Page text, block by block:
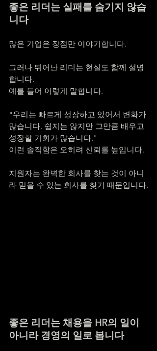
좋은 리더는 실패를 숨기지 않습
니다
많은 기업은 장점만 이야기합니다.
그러나 뛰어난 리더는 현실도 함께 설명
합니다.
예를 들어 이렇게 말합니다.
"우리는 빠르게 성장하고 있어서 변화가
많습니다. 쉽지는 않지만 그만큼 배우고
성장할 기회가 많습니다."
이런 솔직함은 오히려 신뢰를 높입니다.
지원자는 완벽한 회사를 찾는 것이 아니
라 믿을 수 있는 회사를 찾기 때문입니다.
좋은 리더는 채용을 HR의 일이
아니라 경영의 일로 봅니다